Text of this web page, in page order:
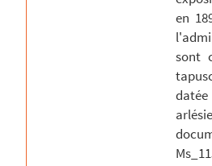
Ms_1154_4_23. Académie royale de
Ms_1154_4_24. Festival international du
Ms_1154_4_25. Conseil international de la
Ms_1154_4_26. Prix littéraire Houphouet-
Ms_1154_4_27. Association nationale du
Ms_1154_4_28. Conseils nationaux
en
sont
datée